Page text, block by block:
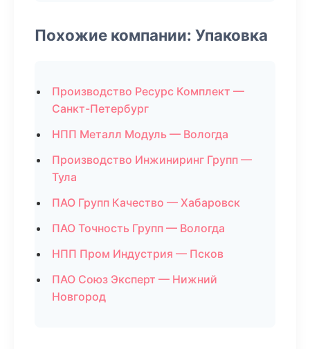
Похожие компании: Упаковка
Производство Ресурс Комплект —
Санкт-Петербург
НПП Металл Модуль — Вологда
Производство Инжиниринг Групп —
Тула
ПАО Групп Качество — Хабаровск
ПАО Точность Групп — Вологда
НПП Пром Индустрия — Псков
ПАО Союз Эксперт — Нижний
Новгород